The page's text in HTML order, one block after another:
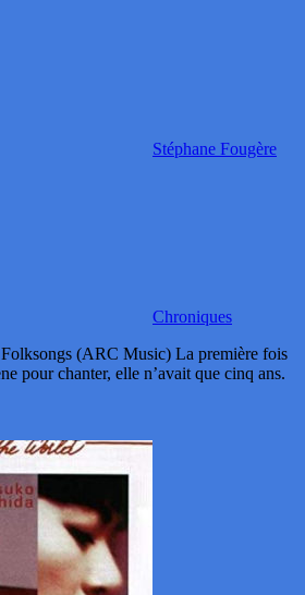
Stéphane Fougère
Chroniques
(ARC Music) La première fois
pour chanter, elle n’avait que cinq ans.